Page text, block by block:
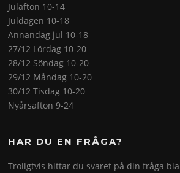
Julafton 10-14
Juldagen 10-18
Annandag jul 10-18
27/12 Lördag 10-20
28/12 Söndag 10-20
29/12 Måndag 10-20
30/12 Tisdag 10-20
Nyårsafton 9-24
HAR DU EN FRÅGA?
Troligtvis hittar du svaret på din fråga